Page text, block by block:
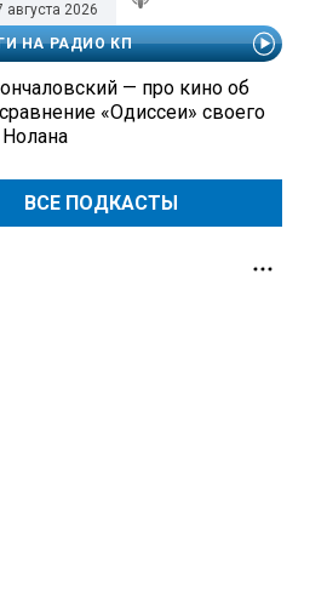
августа 2026
НА РАДИО КП
— про кино об
«Одиссеи» своего
ВСЕ ПОДКАСТЫ